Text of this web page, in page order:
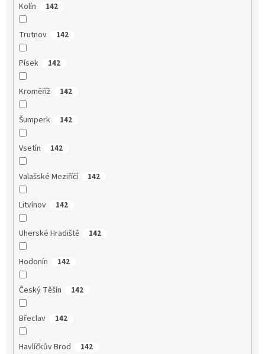
Kolín 142
Trutnov 142
Písek 142
Kroměříž 142
Šumperk 142
Vsetín 142
Valašské Meziříčí 142
Litvínov 142
Uherské Hradiště 142
Hodonín 142
Český Těšín 142
Břeclav 142
Havlíčkův Brod 142